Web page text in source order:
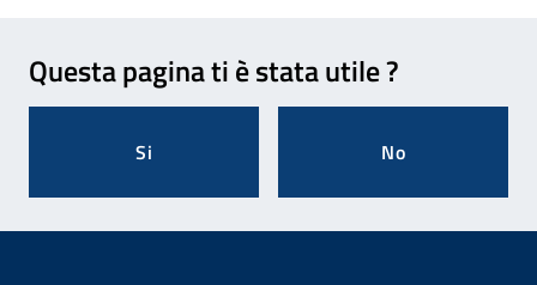
Questa pagina ti è stata utile ?
Si No